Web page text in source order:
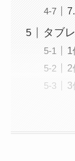
タブ
1
2
3